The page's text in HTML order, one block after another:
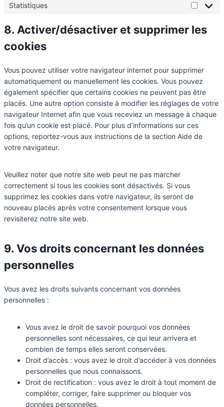
Statistiques
8. Activer/désactiver et supprimer les
cookies
Vous pouvez utiliser votre navigateur internet pour supprimer
automatiquement ou manuellement les cookies. Vous pouvez
également spécifier que certains cookies ne peuvent pas être
placés. Une autre option consiste à modifier les réglages de votre
navigateur Internet afin que vous receviez un message à chaque
fois qu’un cookie est placé. Pour plus d’informations sur ces
options, reportez-vous aux instructions de la section Aide de
votre navigateur.
Veuillez noter que notre site web peut ne pas marcher
correctement si tous les cookies sont désactivés. Si vous
supprimez les cookies dans votre navigateur, ils seront de
nouveau placés après votre consentement lorsque vous
revisiterez notre site web.
9. Vos droits concernant les données
personnelles
Vous avez les droits suivants concernant vos données
personnelles :
Vous avez le droit de savoir pourquoi vos données
personnelles sont nécessaires, ce qui leur arrivera et
combien de temps elles seront conservées.
Droit d’accès : vous avez le droit d’accéder à vos données
personnelles que nous connaissons.
Droit de rectification : vous avez le droit à tout moment de
compléter, corriger, faire supprimer ou bloquer vos
données personnelles.